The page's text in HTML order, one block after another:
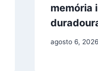
memória
agosto 6, 2026